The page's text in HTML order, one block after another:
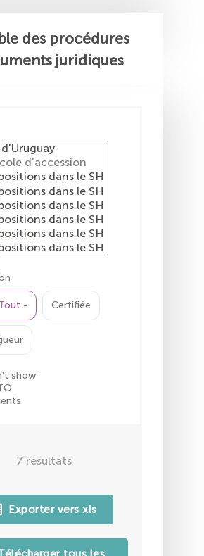
des procédures
juridiques
- Certifiée
show
7 résultats